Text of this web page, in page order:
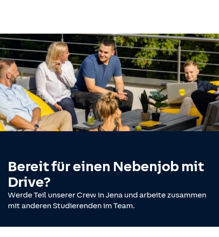
Bereit für einen Nebenjob mit
Drive?
Werde Teil unserer Crew in Jena und arbeite zusammen
mit anderen Studierenden im Team.